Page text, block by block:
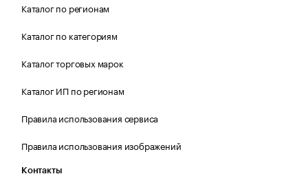
Каталог по регионам
Каталог по категориям
Каталог торговых марок
Каталог ИП по регионам
Правила использования сервиса
Правила использования изображений
Контакты